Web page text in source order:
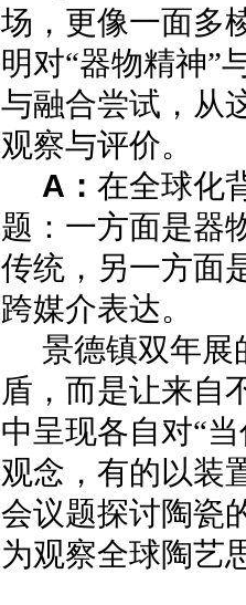
场，更像一面多
明对“器物精神”
与融合尝试，从
观察与评价。
A ：在全球化
题：一方面是器
传统，另一方面
跨媒介表达。
景德镇双年展
盾，而是让来自
中呈现各自对“
观念，有的以装
会议题探讨陶瓷
为观察全球陶艺